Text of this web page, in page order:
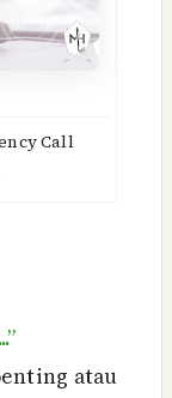
Call
atau